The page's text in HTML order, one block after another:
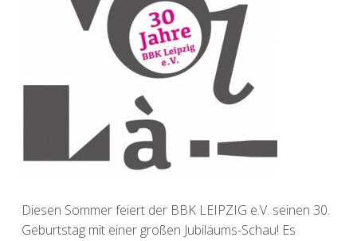
Diesen Sommer feiert der BBK LEIPZIG e.V. seinen 30.
Geburtstag mit einer großen Jubiläums-Schau! Es